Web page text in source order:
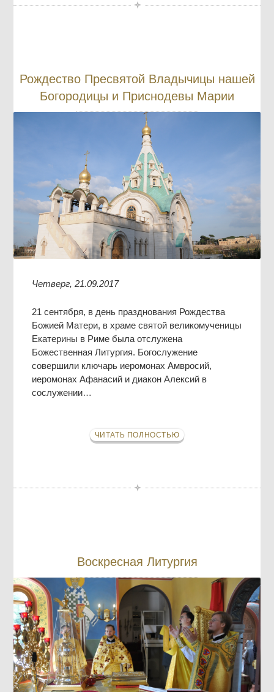
Рождество Пресвятой Владычицы нашей
Богородицы и Приснодевы Марии
Четверг, 21.09.2017
21 сентября, в день празднования Рождества
Божией Матери, в храме святой великомученицы
Екатерины в Риме была отслужена
Божественная Литургия. Богослужение
совершили ключарь иеромонах Амвросий,
иеромонах Афанасий и диакон Алексий в
сослужении…
ЧИТАТЬ ПОЛНОСТЬЮ
Воскресная Литургия